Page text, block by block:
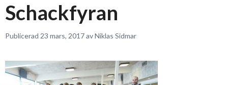
Schackfyran
Publicerad 23 mars, 2017 av Niklas Sidmar